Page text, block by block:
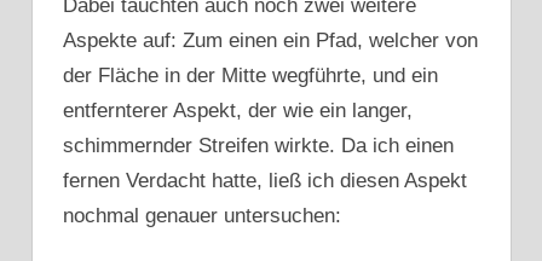
Dabei tauchten auch noch zwei weitere
Aspekte auf: Zum einen ein Pfad, welcher von
der Fläche in der Mitte wegführte, und ein
entfernterer Aspekt, der wie ein langer,
schimmernder Streifen wirkte. Da ich einen
fernen Verdacht hatte, ließ ich diesen Aspekt
nochmal genauer untersuchen: